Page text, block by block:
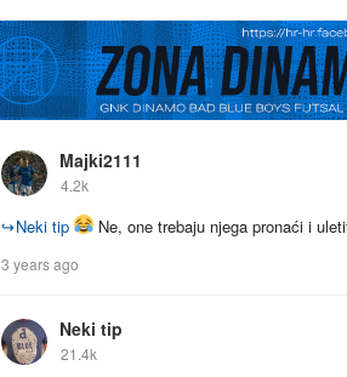
Majki2111
4.2k
↪Neki tip Ne, one trebaju njega pronaći i
3 years ago
Neki tip
21.4k